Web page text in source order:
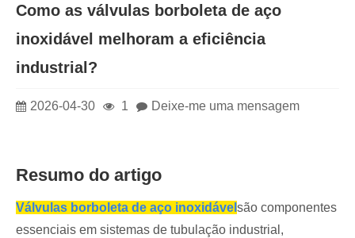
Como as válvulas borboleta de aço
inoxidável melhoram a eficiência
industrial?
2026-04-30 1 Deixe-me uma mensagem
Resumo do artigo
Válvulas borboleta de aço inoxidável são componentes
essenciais em sistemas de tubulação industrial,